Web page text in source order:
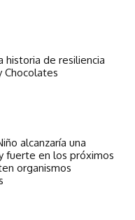
historia de resiliencia
Chocolates
alcanzaría una
fuerte en los próximos
organismos